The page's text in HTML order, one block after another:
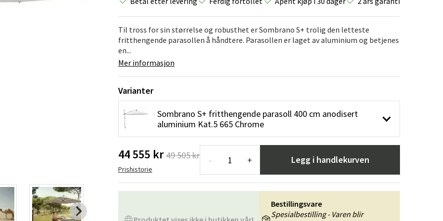
Hengestoler
Hageredskaper
Gangmøbler
Vedlikeholdsprodukter
Baderomstepper
Baderomsinnredning
Til tross for sin størrelse og robusthet er Sombrano S+ trolig den letteste
fritthengende parasollen å håndtere. Parasollen er laget av aluminium og betjenes
en...
Mer informasjon
Varianter
Sombrano S+ fritthengende parasoll 400 cm anodisert
aluminium Kat.5 665 Chrome
44 555 kr49 505 kr
Prishistorie
- + Legg i handlekurven
Bestillingsvare
Spesialbestilling - Varen blir